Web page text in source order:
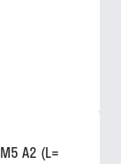
A2 (L=